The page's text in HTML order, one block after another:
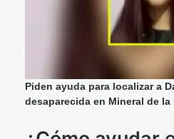
Piden ayuda para localizar a
desaparecida en Mineral de la